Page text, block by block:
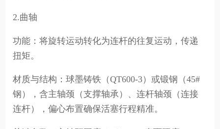
2.曲轴
功能：将旋转运动转化为连杆的往复运动，传递
扭矩。
材质与结构：球墨铸铁（QT600-3）或锻钢（45#
钢），含主轴颈（支撑轴承）、连杆轴颈（连接
连杆），偏心布置确保活塞行程精准。